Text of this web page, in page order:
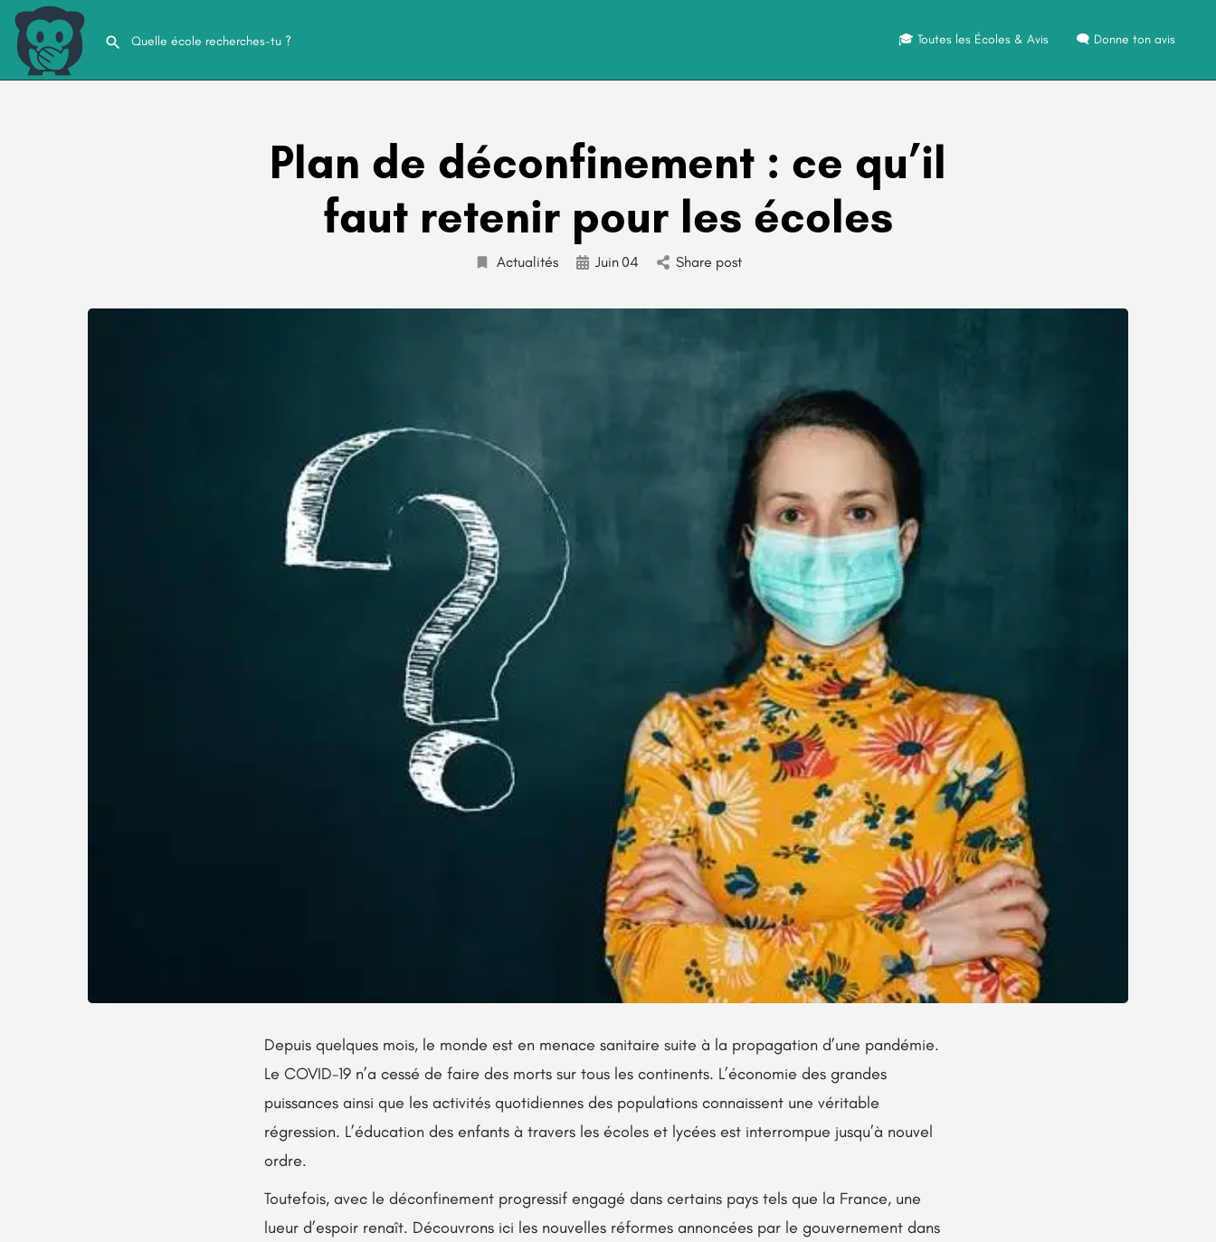
🎓 Toutes les Écoles & Avis 🗨️ Donne ton avis
Plan de déconfinement : ce qu’il
faut retenir pour les écoles
Actualités Juin04 Share post
Depuis quelques mois, le monde est en menace sanitaire suite à la propagation d’une pandémie.
Le COVID-19 n’a cessé de faire des morts sur tous les continents. L’économie des grandes
puissances ainsi que les activités quotidiennes des populations connaissent une véritable
régression. L’éducation des enfants à travers les écoles et lycées est interrompue jusqu’à nouvel
ordre.
Toutefois, avec le déconfinement progressif engagé dans certains pays tels que la France, une
lueur d’espoir renaît. Découvrons ici les nouvelles réformes annoncées par le gouvernement dans